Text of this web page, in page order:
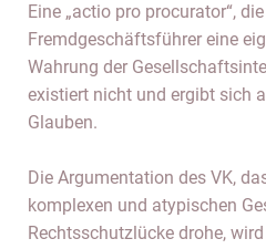
Eine „actio pro procurator“,
Fremdgeschäftsführer eine
Wahrung der
existiert nicht und ergibt sich
Glauben.
Die Argumentation des VK,
komplexen und atypischen
Rechtsschutzlücke drohe,